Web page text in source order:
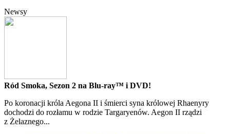
Newsy
Ród Smoka, Sezon 2 na Blu-ray™ i DVD!
Po koronacji króla Aegona II i śmierci syna królowej Rhaenyry
dochodzi do rozłamu w rodzie Targaryenów. Aegon II rządzi
z Żelaznego...